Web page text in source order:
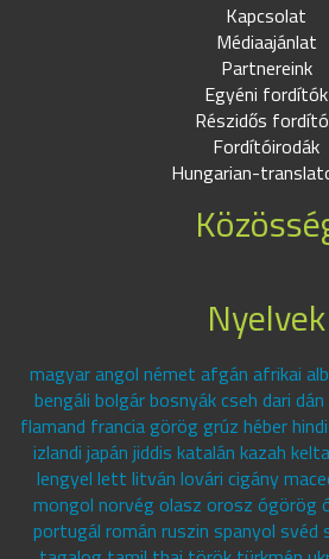
Kapcsolat
Médiaajánlat
Partnereink
Egyéni fordítók
Részidős
Fordítóirodák
Hungarian-
Nyelvek
magyar angol német afgán afrikai
bengáli bolgár bosnyák cseh dari
flamand francia görög grúz héber
izlandi japán jiddis katalán kazah
lengyel lett litván lovári cigány
mongol norvég olasz orosz ógörög
portugál román ruszin spanyol svéd